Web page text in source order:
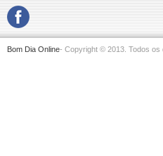
Bom Dia Online- Copyright © 2013. Todos os